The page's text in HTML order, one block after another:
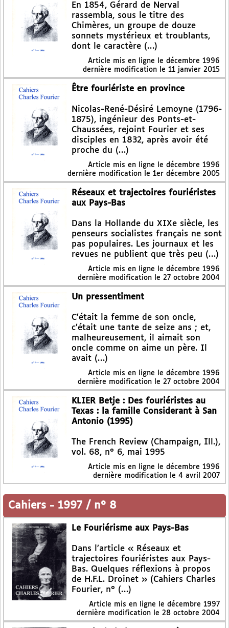
En 1854, Gérard de Nerval
rassembla, sous le titre des
Chimères, un groupe de douze
sonnets mystérieux et troublants,
dont le caractère (…)
Article mis en ligne le décembre 1996
dernière modification le 11 janvier 2015
Être fouriériste en province
Nicolas-René-Désiré Lemoyne (1796-
1875), ingénieur des Ponts-et-
Chaussées, rejoint Fourier et ses
disciples en 1832, après avoir été
proche du (…)
Article mis en ligne le décembre 1996
dernière modification le 1er décembre 2005
Réseaux et trajectoires fouriéristes
aux Pays-Bas
Dans la Hollande du XIXe siècle, les
penseurs socialistes français ne sont
pas populaires. Les journaux et les
revues ne publient que très peu (…)
Article mis en ligne le décembre 1996
dernière modification le 27 octobre 2004
Un pressentiment
C’était la femme de son oncle,
c’était une tante de seize ans ; et,
malheureusement, il aimait son
oncle comme on aime un père. Il
avait (…)
Article mis en ligne le décembre 1996
dernière modification le 27 octobre 2004
KLIER Betje : Des fouriéristes au
Texas : la famille Considerant à San
Antonio (1995)
The French Review (Champaign, Ill.),
vol. 68, n° 6, mai 1995
Article mis en ligne le décembre 1996
dernière modification le 4 avril 2007
Cahiers - 1997 / n° 8
Le Fouriérisme aux Pays-Bas
Dans l’article « Réseaux et
trajectoires fouriéristes aux Pays-
Bas. Quelques réflexions à propos
de H.F.L. Droinet » (Cahiers Charles
Fourier, n° (…)
Article mis en ligne le décembre 1997
dernière modification le 28 octobre 2004